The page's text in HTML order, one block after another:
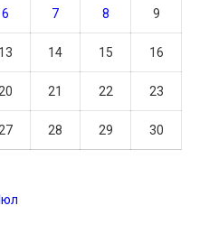
6 7 8 9
13 14 15 16
20 21 22 23
27 28 29 30